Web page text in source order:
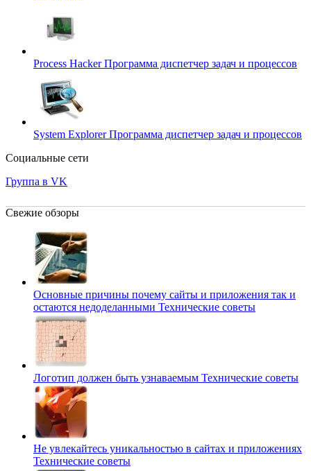
Process HackerПрограмма диспетчер задач и процессов
System ExplorerПрограмма диспетчер задач и процессов
Социальные сети
Группа в VK
Свежие обзоры
Основные причины почему сайты и приложения так и
остаются недоделанными Технические советы
Логотип должен быть узнаваемым Технические советы
Не увлекайтесь уникальностью в сайтах и приложениях
Технические советы